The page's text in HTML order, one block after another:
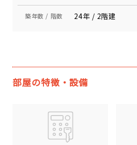
築年数 / 階数 24年 / 2階建
部屋の特徴・設備